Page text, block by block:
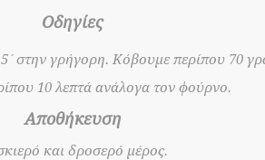
Οδηγίες
γρήγορη. Κόβουμε περίπου 70
10 λεπτά ανάλογα τον φούρνο.
Αποθήκευση
και δροσερό μέρος.